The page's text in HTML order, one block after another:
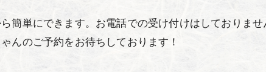
簡単にできます。お電話での受け付けはしておりま
んのご予約をお待ちしております！